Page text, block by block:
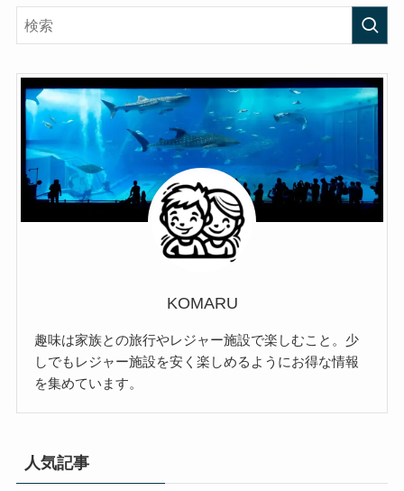
KOMARU
趣味は家族との旅行やレジャー施設で楽しむこと。少
しでもレジャー施設を安く楽しめるようにお得な情報
を集めています。
人気記事